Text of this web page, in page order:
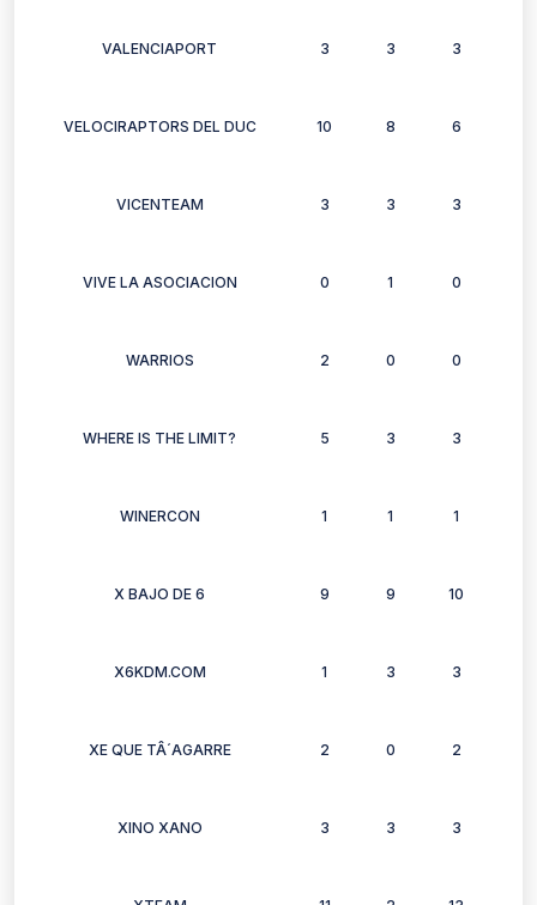
VALENCIAPORT 3 3 3
VELOCIRAPTORS DEL DUC 10 8 6
VICENTEAM 3 3 3
VIVE LA ASOCIACION 0 1 0
WARRIOS 2 0 0
WHERE IS THE LIMIT? 5 3 3
WINERCON 1 1 1
X BAJO DE 6 9 9 10
X6KDM.COM 1 3 3
XE QUE TÂ´AGARRE 2 0 2
XINO XANO 3 3 3